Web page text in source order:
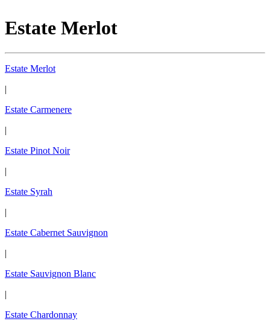
Estate Merlot
Estate Merlot
|
Estate Carmenere
|
Estate Pinot Noir
|
Estate Syrah
|
Estate Cabernet Sauvignon
|
Estate Sauvignon Blanc
|
Estate Chardonnay